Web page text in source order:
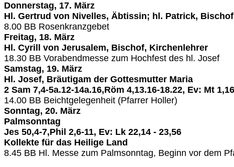
Donnerstag, 17. März
Hl. Gertrud von Nivelles, Äbtissin; hl. Patrick,
8.00 BB Rosenkranzgebet
Freitag, 18. März
Hl. Cyrill von Jerusalem, Bischof, Kirchenlehrer
18.30 BB Vorabendmesse zum Hochfest des hl. Josef
Samstag, 19. März
Hl. Josef, Bräutigam der Gottesmutter Maria
2 Sam 7,4-5a.12-14a.16,Röm 4,13.16-18.22, Ev: Mt
14.00 BB Beichtgelegenheit (Pfarrer Holler)
Sonntag, 20. März
Palmsonntag
Jes 50,4-7,Phil 2,6-11, Ev: Lk 22,14 - 23,56
Kollekte für das Heilige Land
8.45 BB Hl. Messe zum Palmsonntag, Beginn vor dem